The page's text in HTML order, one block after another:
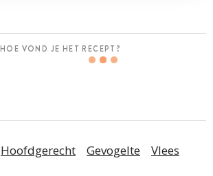
HOE VOND JE HET RECEPT?
Hoofdgerecht Gevogelte Vlees